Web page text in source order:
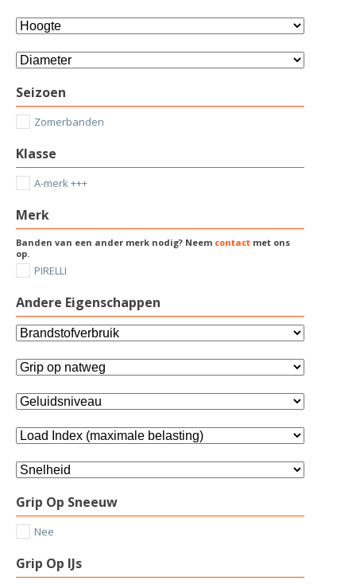
Seizoen
Zomerbanden
Klasse
A-merk +++
Merk
Banden van een ander merk nodig? Neem contact met ons
op.
PIRELLI
Andere Eigenschappen
Grip Op Sneeuw
Nee
Grip Op IJs